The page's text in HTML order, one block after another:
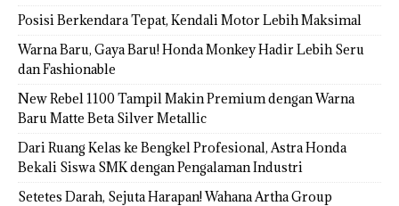
Posisi Berkendara Tepat, Kendali Motor Lebih Maksimal
Warna Baru, Gaya Baru! Honda Monkey Hadir Lebih Seru
dan Fashionable
New Rebel 1100 Tampil Makin Premium dengan Warna
Baru Matte Beta Silver Metallic
Dari Ruang Kelas ke Bengkel Profesional, Astra Honda
Bekali Siswa SMK dengan Pengalaman Industri
Setetes Darah, Sejuta Harapan! Wahana Artha Group